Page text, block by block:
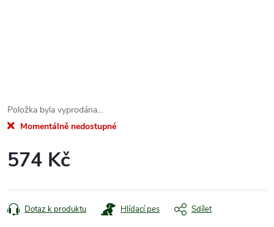
Položka byla vyprodána…
Momentálně nedostupné
574 Kč
cena:
Dotaz k produktu Hlídací pes Sdílet